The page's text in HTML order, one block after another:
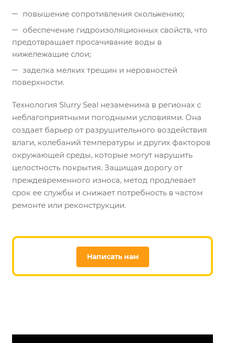
повышение сопротивления скольжению;
обеспечение гидроизоляционных свойств, что
предотвращает просачивание воды в
нижележащие слои;
заделка мелких трещин и неровностей
поверхности.
Технология Slurry Seal незаменима в регионах с
неблагоприятными погодными условиями. Она
создает барьер от разрушительного воздействия
влаги, колебаний температуры и других факторов
окружающей среды, которые могут нарушить
целостность покрытия. Защищая дорогу от
преждевременного износа, метод продлевает
срок ее службы и снижает потребность в частом
ремонте или реконструкции.
Написать нам